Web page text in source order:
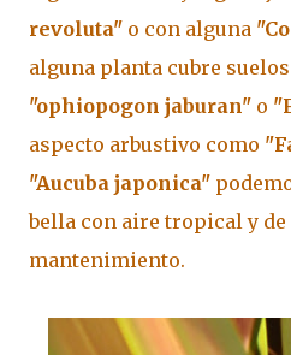
revoluta" o con alguna
alguna planta cubre
"ophiopogon jaburan" o
aspecto arbustivo como
"Aucuba japonica"
bella con aire tropical y de
mantenimiento.